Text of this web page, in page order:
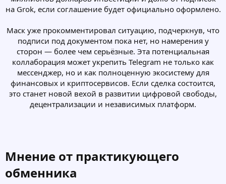
на Grok, если соглашение будет официально оформлено.
Маск уже прокомментировал ситуацию, подчеркнув, что
подписи под документом пока нет, но намерения у
сторон — более чем серьёзные. Эта потенциальная
коллаборация может укрепить Telegram не только как
мессенджер, но и как полноценную экосистему для
финансовых и криптосервисов. Если сделка состоится,
это станет новой вехой в развитии цифровой свободы,
децентрализации и независимых платформ.​
Мнение от практикующего
обменника​